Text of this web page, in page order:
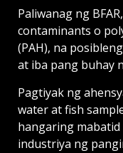
Paliwanag ng
contaminants o
(PAH), na
at iba pang buhay
Pagtiyak ng
water at fish
hangaring mabatid
industriya ng